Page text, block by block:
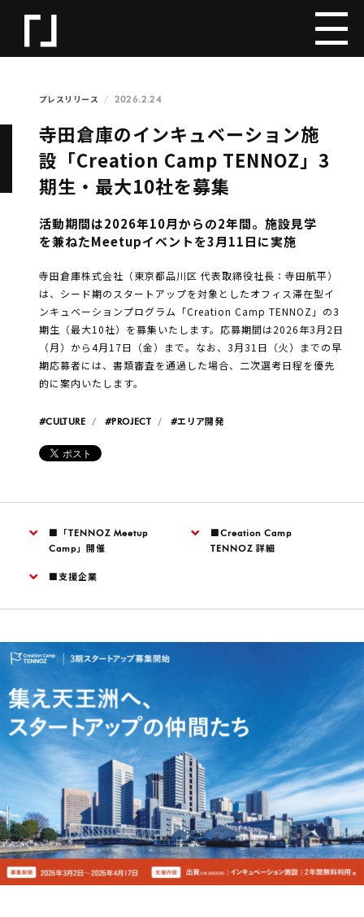
プレスリリース 2026.2.24
寺田倉庫のインキュベーション施
設「Creation Camp TENNOZ」3
期生・最大10社を募集
活動期間は2026年10月からの2年間。施設見学
を兼ねたMeetupイベントを3月11日に実施
寺田倉庫株式会社（東京都品川区 代表取締役社長：寺田航平）
は、シード期のスタートアップを対象としたオフィス滞在型イ
ンキュベーションプログラム「Creation Camp TENNOZ」の3
期生（最大10社）を募集いたします。応募期間は2026年3月2日
（月）から4月17日（金）まで。なお、3月31日（火）までの早
期応募者には、書類審査を通過した場合、二次選考日程を優先
的に案内いたします。
#CULTURE #PROJECT #エリア開発
■「TENNOZ Meetup
Camp」開催
■Creation Camp
TENNOZ 詳細
■支援企業